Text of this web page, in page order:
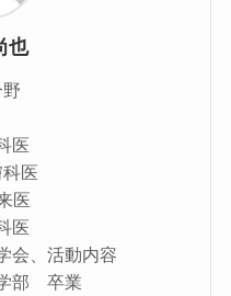
也
医
医
医
医
会、活動内容
部 卒業